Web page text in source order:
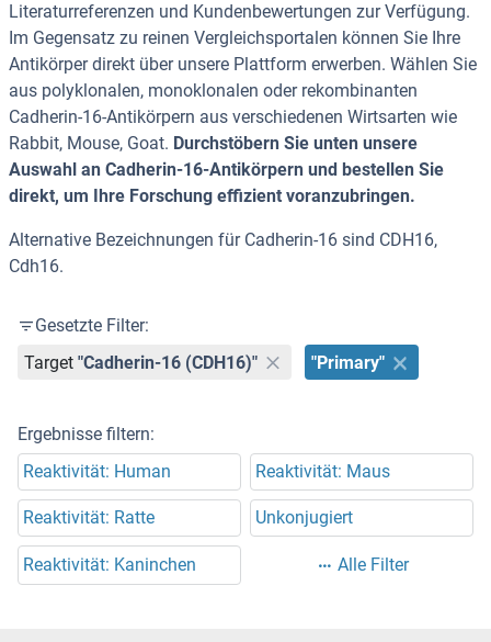
Literaturreferenzen und Kundenbewertungen zur Verfügung.
Im Gegensatz zu reinen Vergleichsportalen können Sie Ihre
Antikörper direkt über unsere Plattform erwerben. Wählen Sie
aus polyklonalen, monoklonalen oder rekombinanten
Cadherin-16-Antikörpern aus verschiedenen Wirtsarten wie
Rabbit, Mouse, Goat. Durchstöbern Sie unten unsere
Auswahl an Cadherin-16-Antikörpern und bestellen Sie
direkt, um Ihre Forschung effizient voranzubringen.
Alternative Bezeichnungen für Cadherin-16 sind CDH16,
Cdh16.
Gesetzte Filter:
Target "Cadherin-16 (CDH16)" "Primary"
Ergebnisse filtern:
Reaktivität: Human
Reaktivität: Maus
Reaktivität: Ratte Unkonjugiert
Reaktivität: Kaninchen Alle Filter